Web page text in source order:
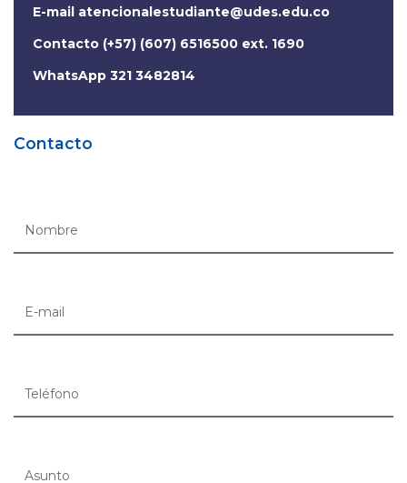
E-mail atencionalestudiante@udes.edu.co
Contacto (+57) (607) 6516500 ext. 1690
WhatsApp 321 3482814
Contacto